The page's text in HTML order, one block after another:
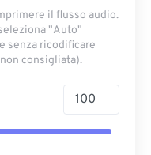
il flusso audio.
"Auto"
senza ricodificare
consigliata).